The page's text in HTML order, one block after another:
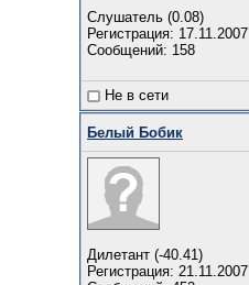
Слушатель (0.08)
Регистрация: 17.11.2007
Сообщений: 158
Не в сети
Белый Бобик
Дилетант (-40.41)
Регистрация: 21.11.2007